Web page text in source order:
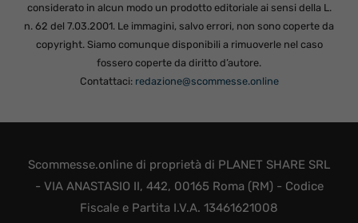
considerato in alcun modo un prodotto editoriale ai sensi della L.
n. 62 del 7.03.2001. Le immagini, salvo errori, non sono coperte da
copyright. Siamo comunque disponibili a rimuoverle nel caso
fossero coperte da diritto d’autore.
Contattaci: redazione@scommesse.online
Scommesse.online di proprietà di PLANET SHARE SRL
- VIA ANASTASIO II, 442, 00165 Roma (RM) - Codice
Fiscale e Partita I.V.A. 13461621008